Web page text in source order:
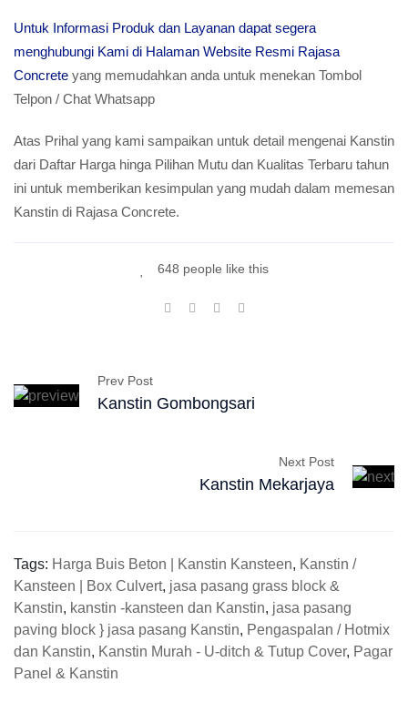
Untuk Informasi Produk dan Layanan dapat segera
menghubungi Kami di Halaman Website Resmi Rajasa
Concrete yang memudahkan anda untuk menekan Tombol
Telpon / Chat Whatsapp
Atas Prihal yang kami sampaikan untuk detail mengenai Kanstin
dari Daftar Harga hinga Pilihan Mutu dan Kualitas Terbaru tahun
ini untuk memberikan kesimpulan yang mudah dalam memesan
Kanstin di Rajasa Concrete.
648 people like this
Prev Post
Kanstin Gombongsari
Next Post
Kanstin Mekarjaya
Tags: Harga Buis Beton | Kanstin Kansteen, Kanstin /
Kansteen | Box Culvert, jasa pasang grass block &
Kanstin, kanstin -kansteen dan Kanstin, jasa pasang
paving block } jasa pasang Kanstin, Pengaspalan / Hotmix
dan Kanstin, Kanstin Murah - U-ditch & Tutup Cover, Pagar
Panel & Kanstin